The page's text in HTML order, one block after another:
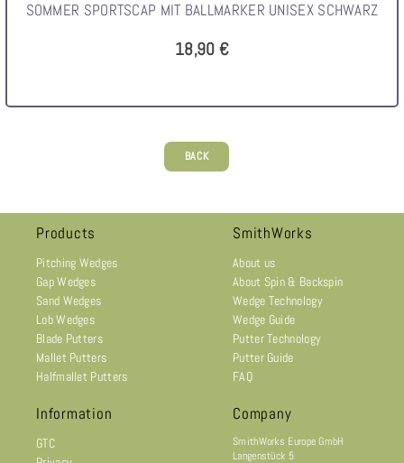
SOMMER SPORTSCAP MIT BALLMARKER UNISEX SCHWARZ
18,90 €
BACK
Products
Pitching Wedges
Gap Wedges
Sand Wedges
Lob Wedges
Blade Putters
Mallet Putters
Halfmallet Putters
SmithWorks
About us
About Spin & Backspin
Wedge Technology
Wedge Guide
Putter Technology
Putter Guide
FAQ
Information
GTC
Company
SmithWorks Europe GmbH
Langenstück 5